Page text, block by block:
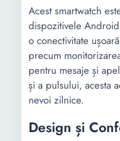
Acest smartwatch
dispozitivele
o conectivitate
precum
pentru mesaje și
și a pulsului, acesta
nevoi zilnice.
Design și